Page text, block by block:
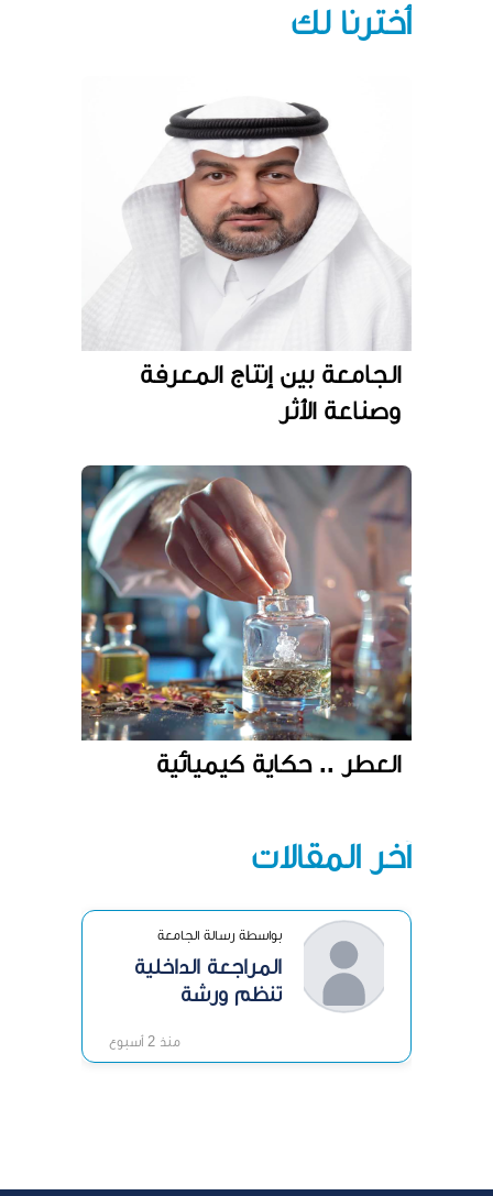
أخترنا لك
الجامعة بين إنتاج المعرفة
وصناعة الأثر
العطر .. حكاية كيميائية
آخر المقالات
بواسطة رسالة الجامعة
المراجعة الداخلية
تنظم ورشة
منذ 2 أسبوع